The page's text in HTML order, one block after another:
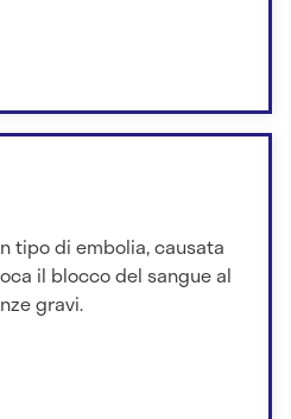
tipo di embolia, causata
il blocco del sangue al
gravi.